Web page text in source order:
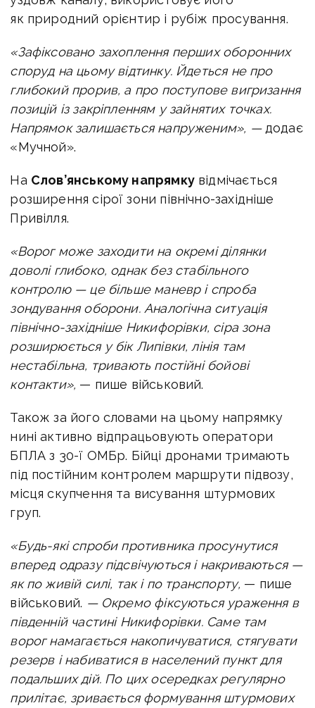
як природний орієнтир і рубіж просування.
«Зафіксовано захоплення перших оборонних
споруд на цьому відтинку. Йдеться не про
глибокий прорив, а про поступове вигризання
позицій із закріпленням у зайнятих точках.
Напрямок залишається напруженим», —додає
«Мучной».
На Слов’янському напрямкувідмічається
розширення сірої зони північно-західніше
Привілля.
«Ворог може заходити на окремі ділянки
доволі глибоко, однак без стабільного
контролю — це більше маневр і спроба
зондування оборони. Аналогічна ситуація
північно-західніше Никифорівки, сіра зона
розширюється у бік Липівки, лінія там
нестабільна, тривають постійні бойові
контакти», — пише військовий.
Також за його словами на цьому напрямку
ниніактивно відпрацьовують оператори
БПЛА з 30-ї ОМБр. Бійці дронами тримають
під постійним контролем маршрути підвозу,
місця скупчення та висування штурмових
груп.
«Будь-які спроби противника просунутися
вперед одразу підсвічуються і накриваються —
як по живій силі, так і по транспорту, — пише
військовий. — Окремо фіксуються ураження в
південній частині Никифорівки. Саме там
ворог намагається накопичуватися, стягувати
резерв і набиватися в населений пункт для
подальших дій. По цих осередках регулярно
прилітає, зривається формування штурмових